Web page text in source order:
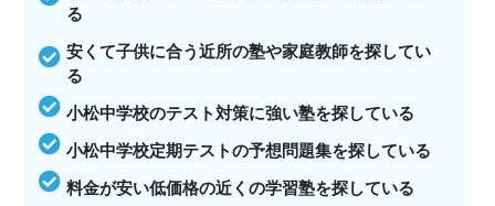
る
安くて子供に合う近所の塾や家庭教師を探してい
る
小松中学校のテスト対策に強い塾を探している
小松中学校定期テストの予想問題集を探している
料金が安い低価格の近くの学習塾を探している